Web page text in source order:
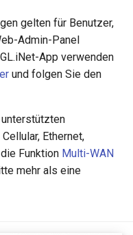
gelten für Benutzer,
Admin-Panel
App verwenden
und folgen Sie den
Ethernet,
Funktion Multi-WAN
mehr als eine